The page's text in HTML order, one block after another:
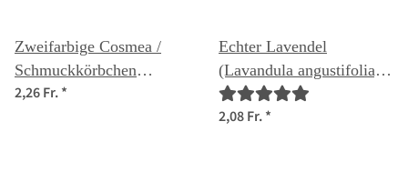
Zweifarbige Cosmea /
Schmuckkörbchen
'Sensation Candy Stripe'
2,26 Fr.*
Echter Lavendel
(Lavandula angustifolia)
Samen
2,08 Fr.*